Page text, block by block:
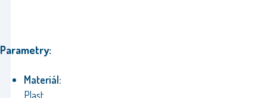
Parametry:
Materiál:
Plast,